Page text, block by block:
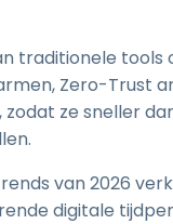
traditionele
Zero-Trust
ze sneller
van 2026
digitale